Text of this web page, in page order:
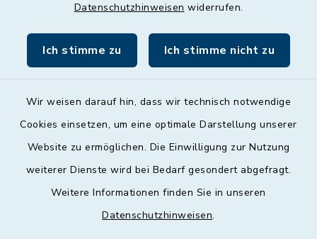
Datenschutzhinweisen widerrufen.
Ich stimme zu Ich stimme nicht zu
Wir weisen darauf hin, dass wir technisch notwendige
Cookies einsetzen, um eine optimale Darstellung unserer
Website zu ermöglichen. Die Einwilligung zur Nutzung
weiterer Dienste wird bei Bedarf gesondert abgefragt.
Weitere Informationen finden Sie in unseren
Datenschutzhinweisen.
09:00 - 12:00 Uhr
Barrierefreiheit